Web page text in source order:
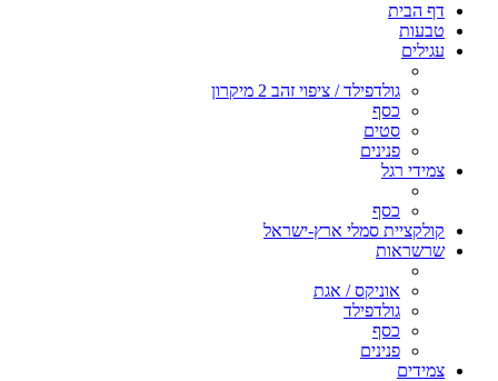
דף הבית
טבעות
עגילים
גולדפילד / ציפוי זהב 2 מיקרון
כסף
סטים
פנינים
צמידי רגל
כסף
קולקציית סמלי ארץ-ישראל
שרשראות
אוניקס / אגת
גולדפילד
כסף
פנינים
צמידים